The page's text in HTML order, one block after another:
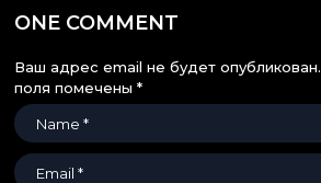
ONE COMMENT
Ваш адрес email не будет опубликован.
поля помечены *